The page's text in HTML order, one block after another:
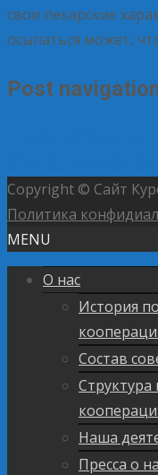
свои пекарские
осыпаться может,
Post
Copyright © Сайт
Политика
MENU
О нас
История
Состав
Структура
Наша
Пресса о